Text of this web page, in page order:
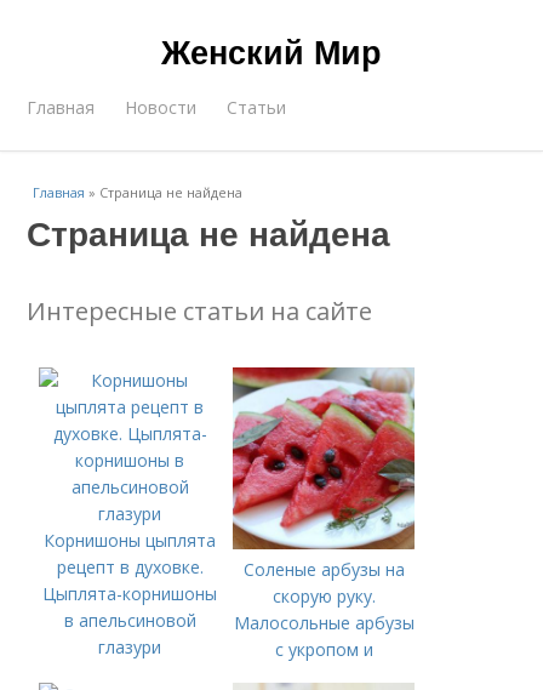
Женский Мир
Главная Новости Статьи
Главная » Страница не найдена
Страница не найдена
Интересные статьи на сайте
Корнишоны цыплята
рецепт в духовке.
Цыплята-корнишоны
в апельсиновой
глазури
Соленые арбузы на
скорую руку.
Малосольные арбузы
с укропом и